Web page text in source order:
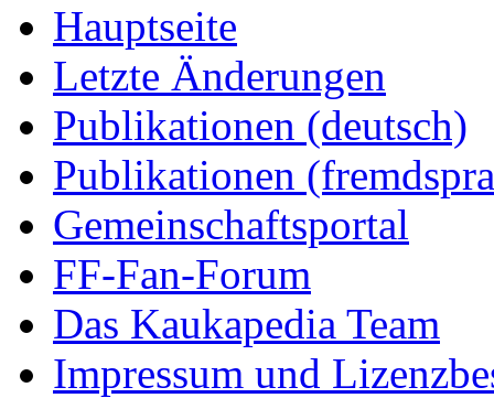
Hauptseite
Letzte Änderungen
Publikationen (deutsch)
Publikationen
Gemeinschaftsportal
FF-Fan-Forum
Das Kaukapedia Team
Impressum und